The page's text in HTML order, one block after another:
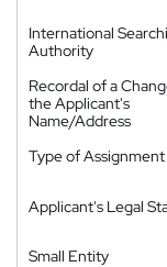
International
Authority
Recordal of a
the Applicant's
Name/Address
Type of Assignment
Applicant's Legal
Small Entity